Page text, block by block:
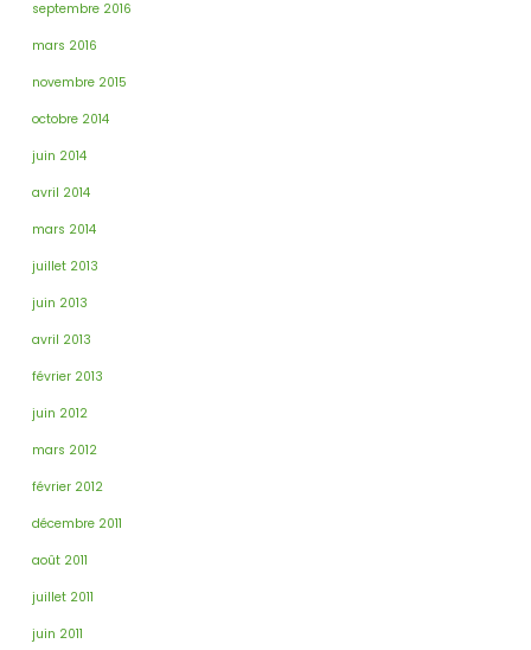
septembre 2016
mars 2016
novembre 2015
octobre 2014
juin 2014
avril 2014
mars 2014
juillet 2013
juin 2013
avril 2013
février 2013
juin 2012
mars 2012
février 2012
décembre 2011
août 2011
juillet 2011
juin 2011